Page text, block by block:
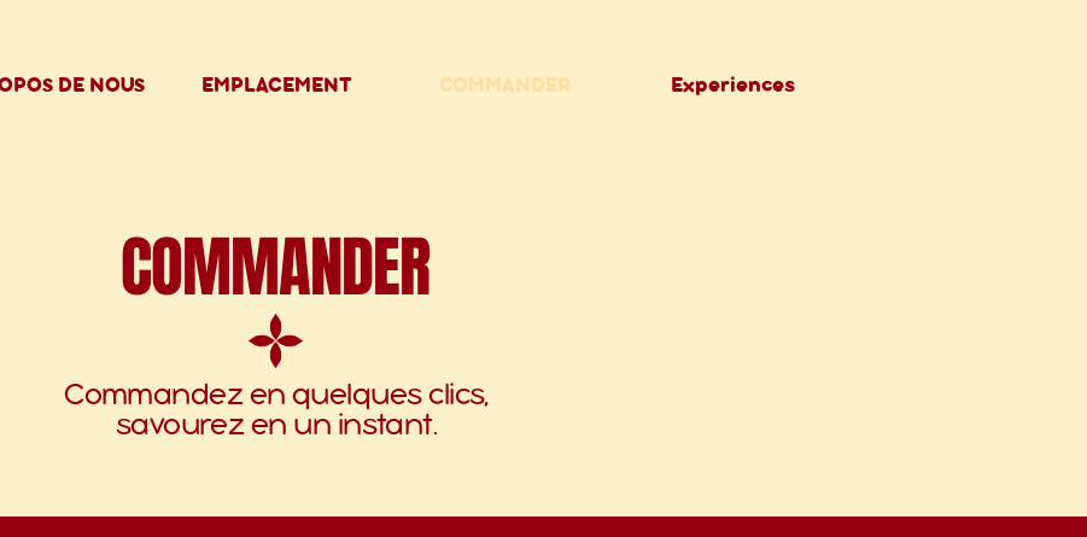
DE NOUS EMPLACEMENT COMMANDER Experiences
COMMANDER
Commandez en quelques clics,
savourez en un instant.